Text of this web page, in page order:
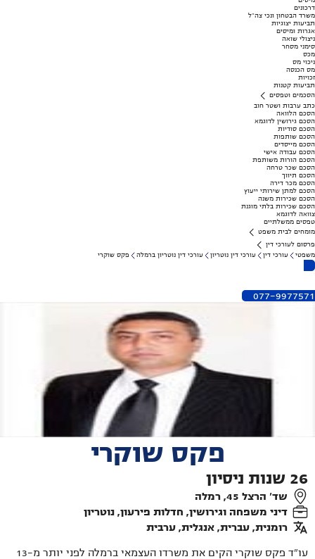
דרכונים
משרד הבטחון ונכי צה"ל
תביעות יצוגיות
אגרות ומיסים
ניצולי שואה
סימני מסחר
מכס
ניכוי מס
מס הכנסה
זכויות
תביעות קטנות
הסכמים וטפסים
כתב ערבות ושטר חוב
הסכם הלוואה
הסכם גירושין לדוגמא
הסכם סודיות
הסכם שותפות
הסכם מייסדים
הסכם עבודה אישי
הסכם הורות משותפת
הסכם שכר טרחה
הסכם תיווך
הסכם מכר דירה
הסכם למתן שירותי ייעוץ
הסכם שכירות משנה
הסכם שכירות בלתי מוגנת
צוואה לדוגמא
טפסים ממשלתיים
מומחים לבית משפט
פרסום לעורכי דין
משפטי
עורכי דין עורכי דין נוטריון עורכי דין נוטריון ברמלה פקס שוקרי
077-9977571
פקס שוקרי
26 שנות ניסיון
שד' הרצל 45, רמלה
דיני משפחה וגירושין, חדלות פירעון, נוטריון
רומנית, עברית, אנגלית, ערבית
עו"ד פקס שוקרי הקים את משרדו העצמאי ברמלה לפני יותר מ-13